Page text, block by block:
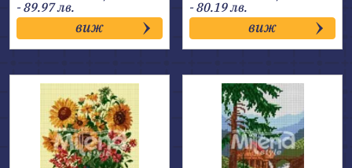
range:
20.70€
through
46.00€
- 89.97 лв.
виж
range:
20.30€
through
41.00€
- 80.19 лв.
виж